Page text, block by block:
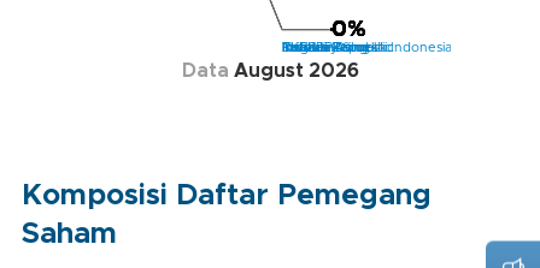
Data August 2026
Komposisi Daftar Pemegang
Saham